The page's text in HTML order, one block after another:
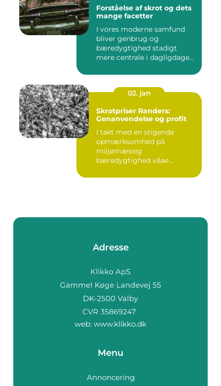
Forståelse af skrot og dets
mange facetter
I vores moderne samfund
bliver genbrug og
bæredygtighed stadigt
mere centrale i dagligdagen.
02. jan
Skrotpriser Randers:
Genanvendelse og profit
I takt med en stigende
opmærksomhed på
miljømæssig
bæredygtighed v&ae...
Adresse
web: www.klikko.dk
Menu
Annoncering